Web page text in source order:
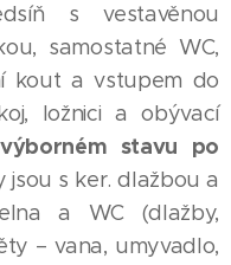
s vestavěnou
samostatné WC,
kout a vstupem do
ložnici a obývací
stavu po
jsou s ker. dlažbou a
a WC (dlažby,
– vana, umyvadlo,